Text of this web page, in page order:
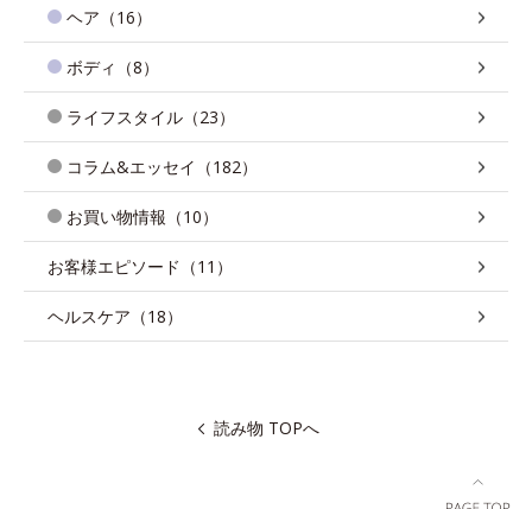
ヘア（16）
ボディ（8）
ライフスタイル（23）
コラム&エッセイ（182）
お買い物情報（10）
お客様エピソード（11）
ヘルスケア（18）
読み物 TOPへ